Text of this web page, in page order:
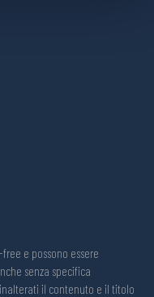
e possono essere
senza specifica
il contenuto e il titolo